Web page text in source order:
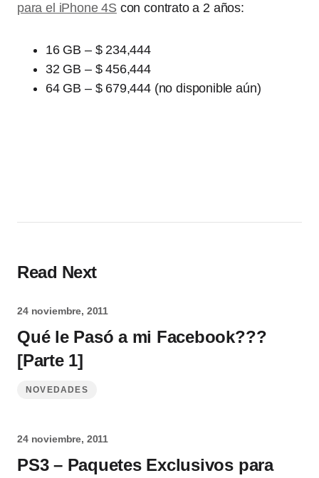
para el iPhone 4S con contrato a 2 años:
16 GB – $ 234,444
32 GB – $ 456,444
64 GB – $ 679,444 (no disponible aún)
Read Next
24 noviembre, 2011
Qué le Pasó a mi Facebook???
[Parte 1]
NOVEDADES
24 noviembre, 2011
PS3 – Paquetes Exclusivos para